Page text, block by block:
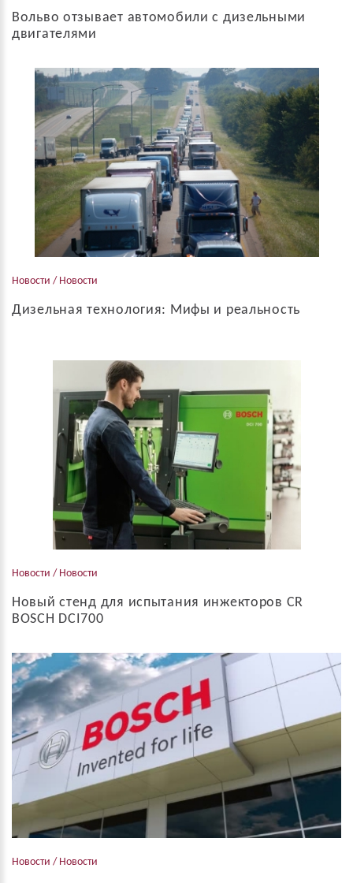
Вольво отзывает автомобили с дизельными
двигателями
Август 02, 2019г Volvo отзывает 507 000 автомобилей по
всему миру из-за неисправного компонента двигателя,
который в некоторых случаях может привести к пожару. Volvo
заявила, что...
Новости / Новости
Дизельная технология: Мифы и реальность
использования дизельного топлива, современным уловителям
твердых частиц и другим системам управления, последнее
поколение дизельных грузовиков более эффек...
Новости / Новости
Новый стенд для испытания инжекторов CR
BOSCH DCI700
В июле Роберт Бош предоставил дилерам более подробную
информацию о новом стенде для тестирования инжекторов CR
-DCI700 (Diesel Component Injector), который должен поступить
в продажу в сентябре ...
Новости / Новости